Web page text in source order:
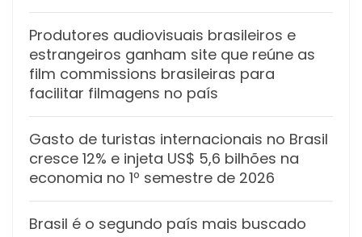
Produtores audiovisuais brasileiros e
estrangeiros ganham site que reúne as
film commissions brasileiras para
facilitar filmagens no país
Gasto de turistas internacionais no Brasil
cresce 12% e injeta US$ 5,6 bilhões na
economia no 1º semestre de 2026
Brasil é o segundo país mais buscado